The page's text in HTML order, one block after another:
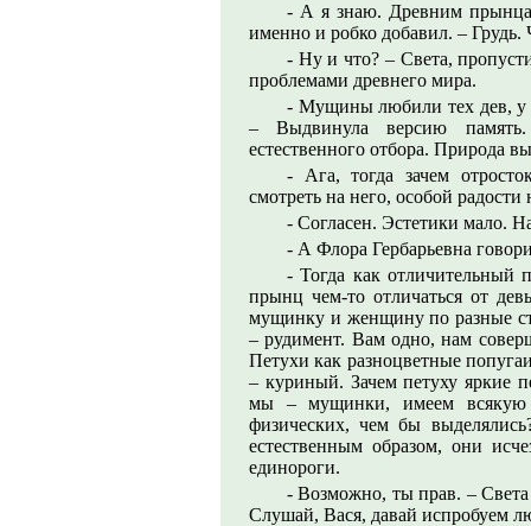
- А я знаю. Древним
именно и робко добавил. –
- Ну и что? – Света,
проблемами древнего мира.
- Мущины любили тех дев, у
– Выдвинула версию
естественного отбора. Природа
- Ага, тогда зачем
смотреть на него, особой
- Согласен. Эстетики мало.
- А Флора Гербарьевна
- Тогда как
прынц чем-то отличаться от
мущинку и женщину по разные
– рудимент. Вам одно, нам
Петухи как разноцветные
– куриный. Зачем петуху яркие
мы – мущинки, имеем всякую
физических, чем бы
естественным образом, они
единороги.
- Возможно, ты прав. –
Слушай, Вася, давай испробуем